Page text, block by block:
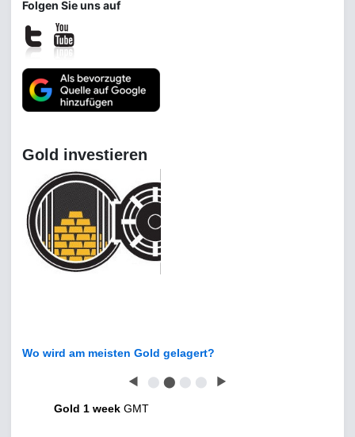
Folgen Sie uns auf
Gold investieren
Wo wird am meisten Gold gelagert?
◀ ⬤ ⬤ ⬤ ⬤ ▶
Gold 1 week GMT